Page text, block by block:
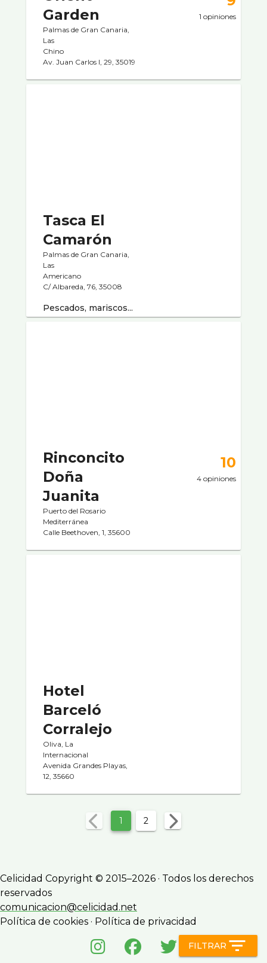
Garden
Palmas de Gran Canaria,
Las
Chino
Av. Juan Carlos I, 29, 35019
1 opiniones
Tasca El
Camarón
Palmas de Gran Canaria,
Las
Americano
C/ Albareda, 76, 35008
Pescados, mariscos...
Rinconcito
Doña
Juanita
Puerto del Rosario
Mediterránea
Calle Beethoven, 1, 35600
10
4 opiniones
Hotel
Barceló
Corralejo
Oliva, La
Internacional
Avenida Grandes Playas,
12, 35660
1 2
FILTRAR filter_list
Celicidad Copyright © 2015–2026 · Todos los derechos
reservados
comunicacion@celicidad.net
Política de cookies · Política de privacidad